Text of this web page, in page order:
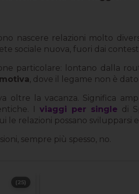
nascere relazioni molto
sociale nuova, fuori dai
particolare: lontano dalla
, dove il legame non è
oltre la vacanza. Significa
I viaggi per single di
le relazioni possano svilupparsi
sempre più spesso, no.
(25)